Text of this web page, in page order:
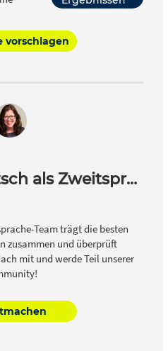
vorschlagen
Redaktion Deutsch als Zweitsprache
Team trägt die besten
zusammen und überprüft
mit und werde Teil unserer